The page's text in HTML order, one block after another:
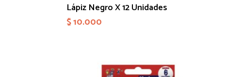
Lápiz Negro X 12 Unidades
$10.000